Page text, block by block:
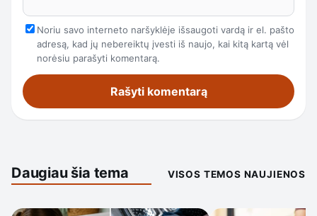
Noriu savo interneto naršyklėje išsaugoti vardą ir el. pašto
adresą, kad jų nebereiktų įvesti iš naujo, kai kitą kartą vėl
norėsiu parašyti komentarą.
Daugiau šia tema VISOS TEMOS NAUJIENOS